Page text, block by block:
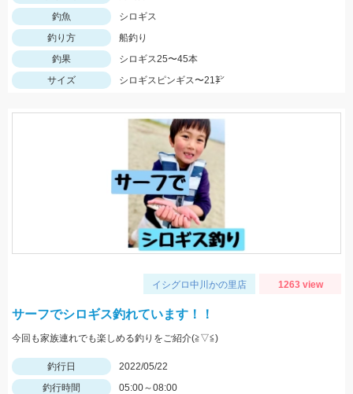
釣魚
シロギス
釣り方
船釣り
釣果
シロギス25〜45本
サイズ
シロギスピンギス〜21㌢
イシグロ中川かの里店 1263 view
サーフでシロギス釣れています！！
今回も家族連れでも楽しめる釣りをご紹介(≧▽≦)
釣行日
2022/05/22
釣行時間
05:00～08:00